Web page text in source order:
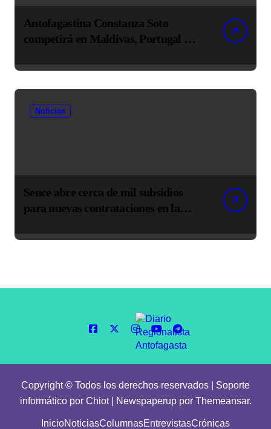
Antofagastina Constanza Soto
competirá en Maldivas, Portugal y
Bodyboard
Noticias
Sence abre cerca de mil subsidios
para nuevas contrataciones en la
Copyright © Todos los derechos reservados | Soporte
informático por Chiot
Newspaperuppor Themeansar.
InicioNoticiasColumnasEntrevistasCrónicas